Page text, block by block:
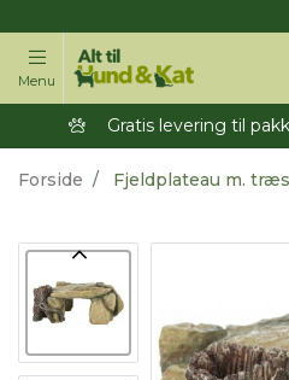
Menu
Gratis levering til
Forside Fjeldplateau m.